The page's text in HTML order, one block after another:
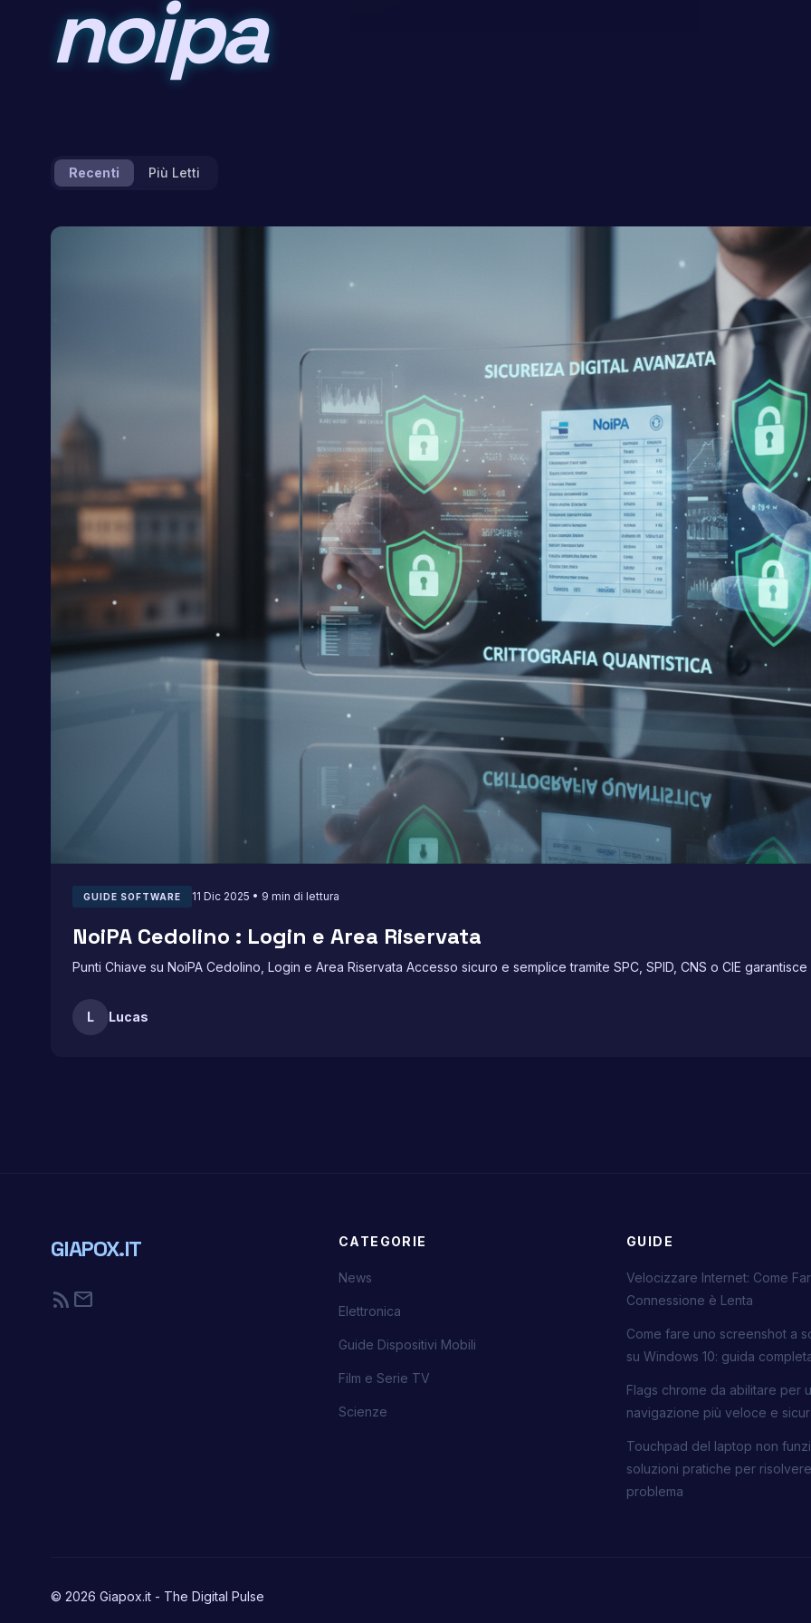
noipa
Recenti Più Letti
GUIDE SOFTWARE 11 Dic 2025 • 9 min di lettura
NoiPA Cedolino : Login e Area Riservata
Punti Chiave su NoiPA Cedolino, Login e Area Riservata Accesso sicuro e semplice tramite SPC, SPID, CNS o CIE
L Lucas
GIAPOX.IT
rss_feed mail
CATEGORIE
News
Elettronica
Guide Dispositivi Mobili
Film e Serie TV
Scienze
GUIDE
Velocizzare Internet: Come
Connessione è Lenta
Come fare uno screenshot a
su Windows 10: guida
Flags chrome da abilitare per
navigazione più veloce e
Touchpad del laptop non
soluzioni pratiche per risolvere
problema
© 2026 Giapox.it - The Digital Pulse